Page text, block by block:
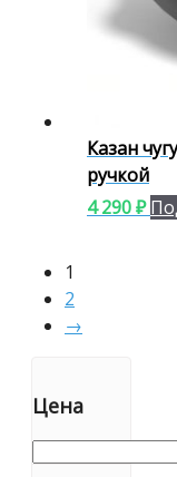
Казан
ручкой
4 290₽
1
2
→
Цена